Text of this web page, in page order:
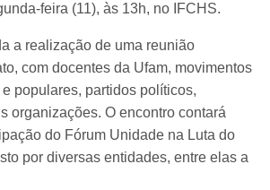
feira (11), às 13h, no IFCHS.
a realização de uma reunião
com docentes da Ufam, movimentos
populares, partidos políticos,
organizações. O encontro contará
do Fórum Unidade na Luta do
por diversas entidades, entre elas a